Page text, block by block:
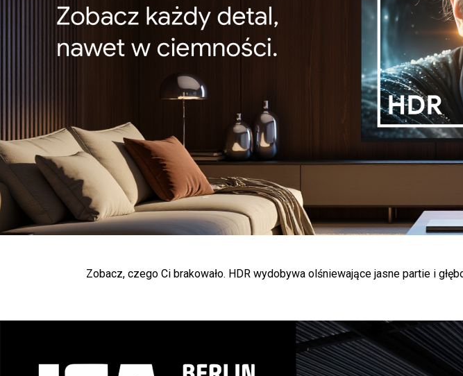
Zobacz, czego Ci brakowało. HDR wydobywa olśniewające jasne partie i